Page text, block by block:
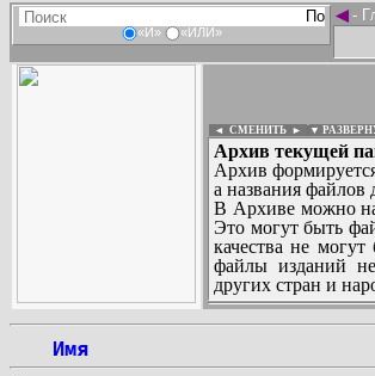
«И» «ИЛИ»
◄-
◄ СМЕНИТЬ ► ▼
Архив текущей
Архив
а названия
В Архиве можно
Это могут быть
качества не
файлы изданий
других стран и
Имя